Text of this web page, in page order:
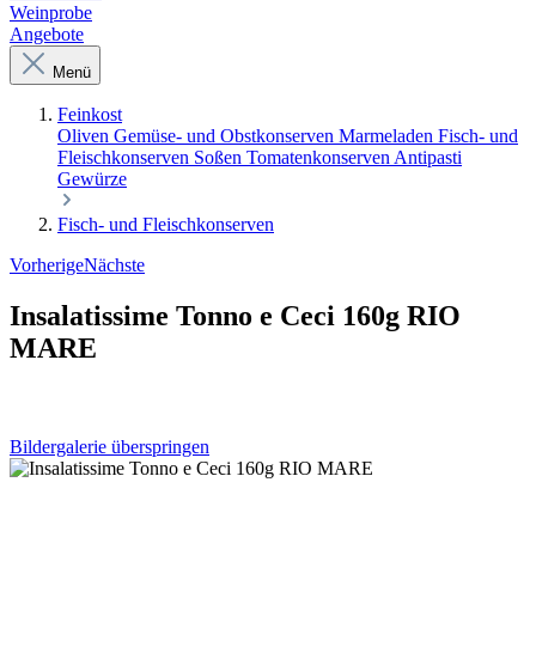
Weinprobe
Angebote
Menü
Feinkost
Oliven Gemüse- und Obstkonserven Marmeladen Fisch- und
Fleischkonserven Soßen Tomatenkonserven Antipasti
Gewürze
Fisch- und Fleischkonserven
VorherigeNächste
Insalatissime Tonno e Ceci 160g RIO
MARE
Bildergalerie überspringen